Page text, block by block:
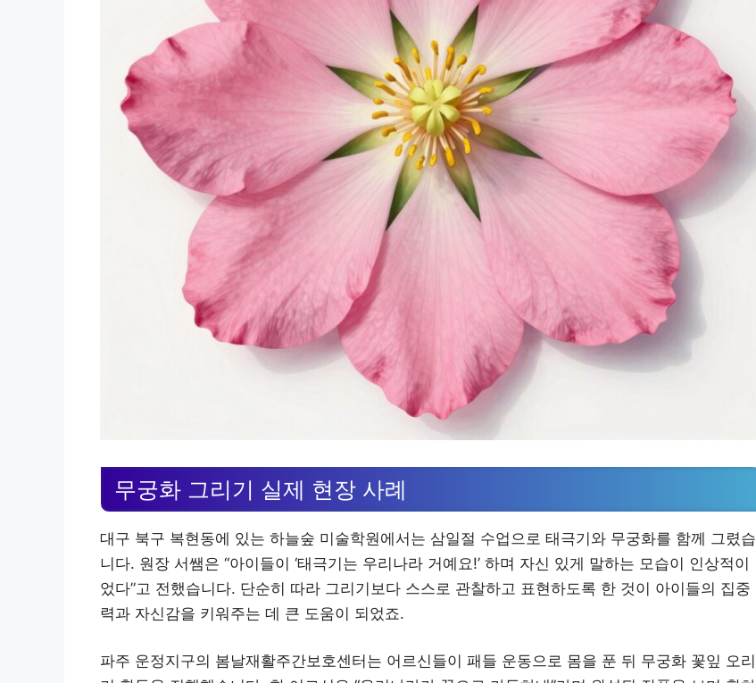
무궁화 그리기 실제 현장 사례
대구 북구 복현동에 있는 하늘숲 미술학원에서는 삼일절 수업으로 태극기와 무궁화를 함께 그렸습
니다. 원장 서쌤은 “아이들이 ‘태극기는 우리나라 거예요!’ 하며 자신 있게 말하는 모습이 인상적이
었다”고 전했습니다. 단순히 따라 그리기보다 스스로 관찰하고 표현하도록 한 것이 아이들의 집중
력과 자신감을 키워주는 데 큰 도움이 되었죠.
파주 운정지구의 봄날재활주간보호센터는 어르신들이 패들 운동으로 몸을 푼 뒤 무궁화 꽃잎 오리